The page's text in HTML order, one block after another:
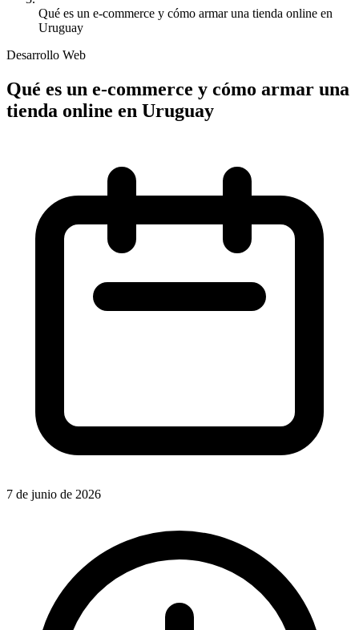
Qué es un e-commerce y cómo armar una tienda online en
Uruguay
Desarrollo Web
Qué es un e-commerce y cómo armar una
tienda online en Uruguay
7 de junio de 2026